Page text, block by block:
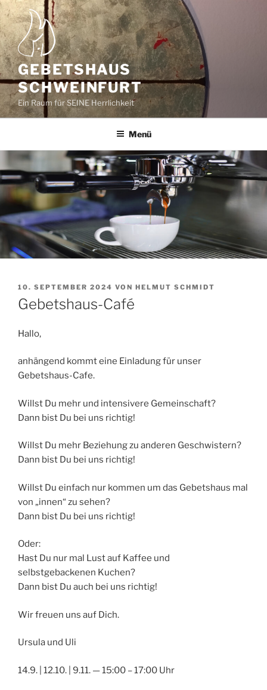
Zum
Inhalt
springen
GEBETSHAUS
SCHWEINFURT
Ein Raum für SEINE Herrlichkeit
Menü
VERÖFFENTLICHT
AM
10. SEPTEMBER 2024 VON HELMUT SCHMIDT
Gebetshaus-Café
Hallo,
anhängend kommt eine Einladung für unser
Gebetshaus-Cafe.
Willst Du mehr und intensivere Gemeinschaft?
Dann bist Du bei uns richtig!
Willst Du mehr Beziehung zu anderen Geschwistern?
Dann bist Du bei uns richtig!
Willst Du einfach nur kommen um das Gebetshaus mal
von „innen“ zu sehen?
Dann bist Du bei uns richtig!
Oder:
Hast Du nur mal Lust auf Kaffee und
selbstgebackenen Kuchen?
Dann bist Du auch bei uns richtig!
Wir freuen uns auf Dich.
Ursula und Uli
14.9. | 12.10. | 9.11. — 15:00 – 17:00 Uhr